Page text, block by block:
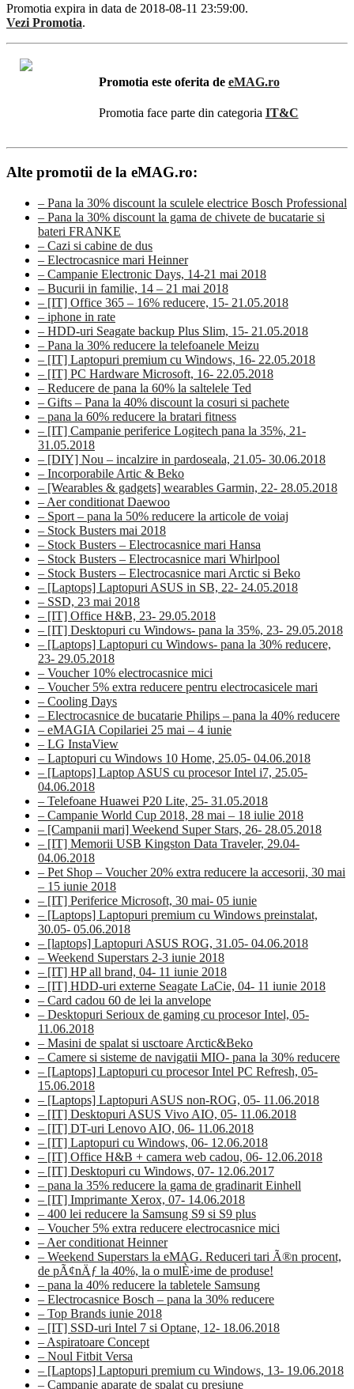
Promotia expira in data de 2018-08-11 23:59:00.
Vezi Promotia.
Promotia este oferita de eMAG.ro
Promotia face parte din categoria IT&C
Alte promotii de la eMAG.ro:
– Pana la 30% discount la sculele electrice Bosch Professional
– Pana la 30% discount la gama de chivete de bucatarie si
bateri FRANKE
– Cazi si cabine de dus
– Electrocasnice mari Heinner
– Campanie Electronic Days, 14-21 mai 2018
– Bucurii in familie, 14 – 21 mai 2018
– [IT] Office 365 – 16% reducere, 15- 21.05.2018
– iphone in rate
– HDD-uri Seagate backup Plus Slim, 15- 21.05.2018
– Pana la 30% reducere la telefoanele Meizu
– [IT] Laptopuri premium cu Windows, 16- 22.05.2018
– [IT] PC Hardware Microsoft, 16- 22.05.2018
– Reducere de pana la 60% la saltelele Ted
– Gifts – Pana la 40% discount la cosuri si pachete
– pana la 60% reducere la bratari fitness
– [IT] Campanie periferice Logitech pana la 35%, 21-
31.05.2018
– [DIY] Nou – incalzire in pardoseala, 21.05- 30.06.2018
– Incorporabile Artic & Beko
– [Wearables & gadgets] wearables Garmin, 22- 28.05.2018
– Aer conditionat Daewoo
– Sport – pana la 50% reducere la articole de voiaj
– Stock Busters mai 2018
– Stock Busters – Electrocasnice mari Hansa
– Stock Busters – Electrocasnice mari Whirlpool
– Stock Busters – Electrocasnice mari Arctic si Beko
– [Laptops] Laptopuri ASUS in SB, 22- 24.05.2018
– SSD, 23 mai 2018
– [IT] Office H&B, 23- 29.05.2018
– [IT] Desktopuri cu Windows- pana la 35%, 23- 29.05.2018
– [Laptops] Laptopuri cu Windows- pana la 30% reducere,
23- 29.05.2018
– Voucher 10% electrocasnice mici
– Voucher 5% extra reducere pentru electrocasicele mari
– Cooling Days
– Electrocasnice de bucatarie Philips – pana la 40% reducere
– eMAGIA Copilariei 25 mai – 4 iunie
– LG InstaView
– Laptopuri cu Windows 10 Home, 25.05- 04.06.2018
– [Laptops] Laptop ASUS cu procesor Intel i7, 25.05-
04.06.2018
– Telefoane Huawei P20 Lite, 25- 31.05.2018
– Campanie World Cup 2018, 28 mai – 18 iulie 2018
– [Campanii mari] Weekend Super Stars, 26- 28.05.2018
– [IT] Memorii USB Kingston Data Traveler, 29.04-
04.06.2018
– Pet Shop – Voucher 20% extra reducere la accesorii, 30 mai
– 15 iunie 2018
– [IT] Periferice Microsoft, 30 mai- 05 iunie
– [Laptops] Laptopuri premium cu Windows preinstalat,
30.05- 05.06.2018
– [laptops] Laptopuri ASUS ROG, 31.05- 04.06.2018
– Weekend Superstars 2-3 iunie 2018
– [IT] HP all brand, 04- 11 iunie 2018
– [IT] HDD-uri externe Seagate LaCie, 04- 11 iunie 2018
– Card cadou 60 de lei la anvelope
– Desktopuri Serioux de gaming cu procesor Intel, 05-
11.06.2018
– Masini de spalat si usctoare Arctic&Beko
– Camere si sisteme de navigatii MIO- pana la 30% reducere
– [Laptops] Laptopuri cu procesor Intel PC Refresh, 05-
15.06.2018
– [Laptops] Laptopuri ASUS non-ROG, 05- 11.06.2018
– [IT] Desktopuri ASUS Vivo AIO, 05- 11.06.2018
– [IT] DT-uri Lenovo AIO, 06- 11.06.2018
– [IT] Laptopuri cu Windows, 06- 12.06.2018
– [IT] Office H&B + camera web cadou, 06- 12.06.2018
– [IT] Desktopuri cu Windows, 07- 12.06.2017
– pana la 35% reducere la gama de gradinarit Einhell
– [IT] Imprimante Xerox, 07- 14.06.2018
– 400 lei reducere la Samsung S9 si S9 plus
– Voucher 5% extra reducere electrocasnice mici
– Aer conditionat Heinner
– Weekend Superstars la eMAG. Reduceri tari Ã®n procent,
de pÃ¢nÄƒ la 40%, la o mulÈ›ime de produse!
– pana la 40% reducere la tabletele Samsung
– Electrocasnice Bosch – pana la 30% reducere
– Top Brands iunie 2018
– [IT] SSD-uri Intel 7 si Optane, 12- 18.06.2018
– Aspiratoare Concept
– Noul Fitbit Versa
– [Laptops] Laptopuri premium cu Windows, 13- 19.06.2018
– Campanie aparate de spalat cu presiune